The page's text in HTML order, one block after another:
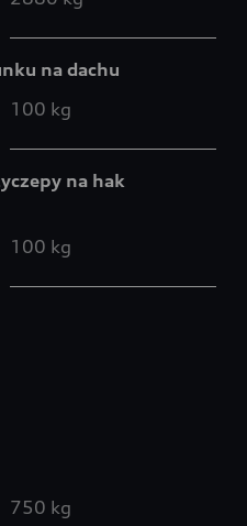
na dachu
100 kg
na hak
100 kg
750 kg